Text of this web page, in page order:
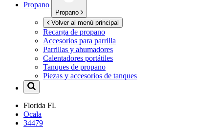
Propano
Propano
Volver al menú principal
Recarga de propano
Accesorios para parrilla
Parrillas y ahumadores
Calentadores portátiles
Tanques de propano
Piezas y accesorios de tanques
Florida FL
Ocala
34479